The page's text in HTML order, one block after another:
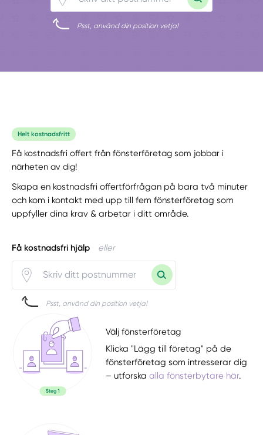
Psst, använd din position vetja!
Helt kostnadsfritt
Få kostnadsfri offert från fönsterföretag som jobbar i
närheten av dig!
Skapa en kostnadsfri offertförfrågan på bara två minuter
och kom i kontakt med upp till fem fönsterföretag som
uppfyller dina krav & arbetar i ditt område.
Få kostnadsfri hjälp eller
Psst, använd din position vetja!
Välj fönsterföretag
Klicka "Lägg till företag" på de
fönsterföretag som intresserar dig
– utforskaalla fönsterbytare här.